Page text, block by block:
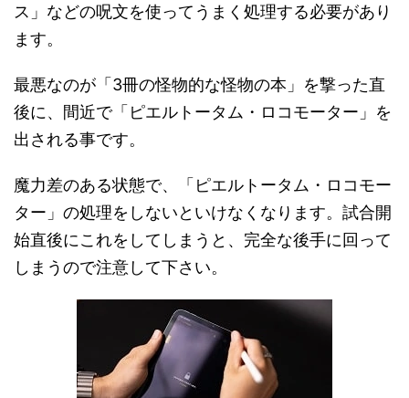
ス」などの呪文を使ってうまく処理する必要があり
ます。
最悪なのが「3冊の怪物的な怪物の本」を撃った直
後に、間近で「ピエルトータム・ロコモーター」を
出される事です。
魔力差のある状態で、「ピエルトータム・ロコモー
ター」の処理をしないといけなくなります。試合開
始直後にこれをしてしまうと、完全な後手に回って
しまうので注意して下さい。